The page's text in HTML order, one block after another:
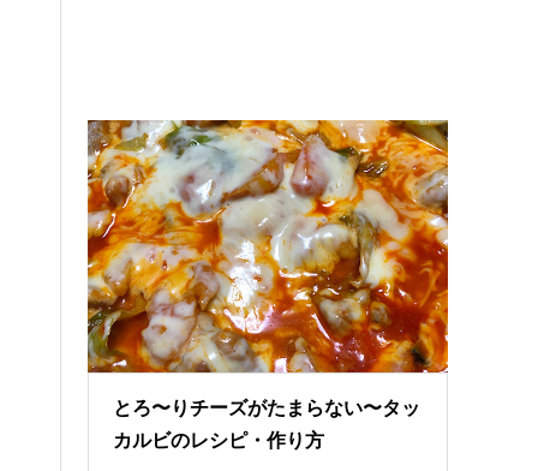
とろ〜りチーズがたまらない〜タッ
カルビのレシピ・作り方